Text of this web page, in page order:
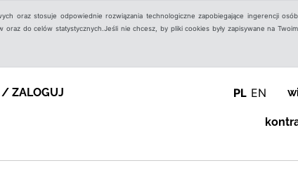
oraz stosuje odpowiednie rozwiązania technologiczne zapobiegające ingerencji osób
do celów statystycznych.Jeśli nie chcesz, by pliki cookies były zapisywane na Twoim
/ ZALOGUJ PL EN